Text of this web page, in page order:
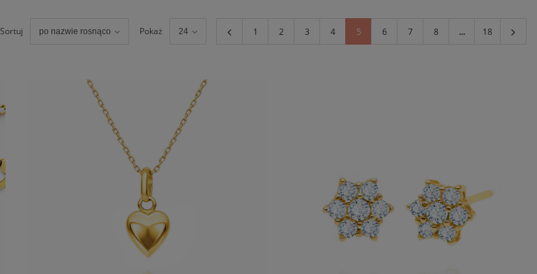
Sortuj po nazwie rosnąco Pokaż 24 1 2 3 4 5 6 7 8 ... 18